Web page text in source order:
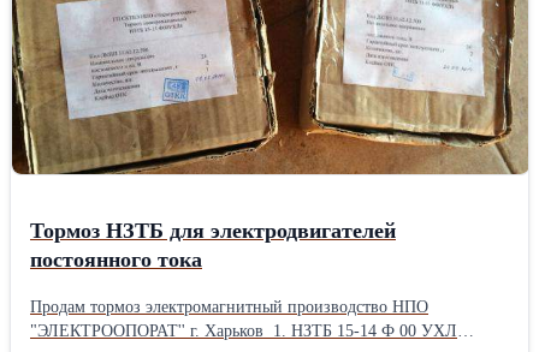
Тормоз НЗТБ для электродвигателей
постоянного тока
Продам тормоз электромагнитный производство НПО
"ЭЛЕКТРООПОРАТ'' г. Харьков 1. НЗТБ 15-14 Ф 00 УХЛ